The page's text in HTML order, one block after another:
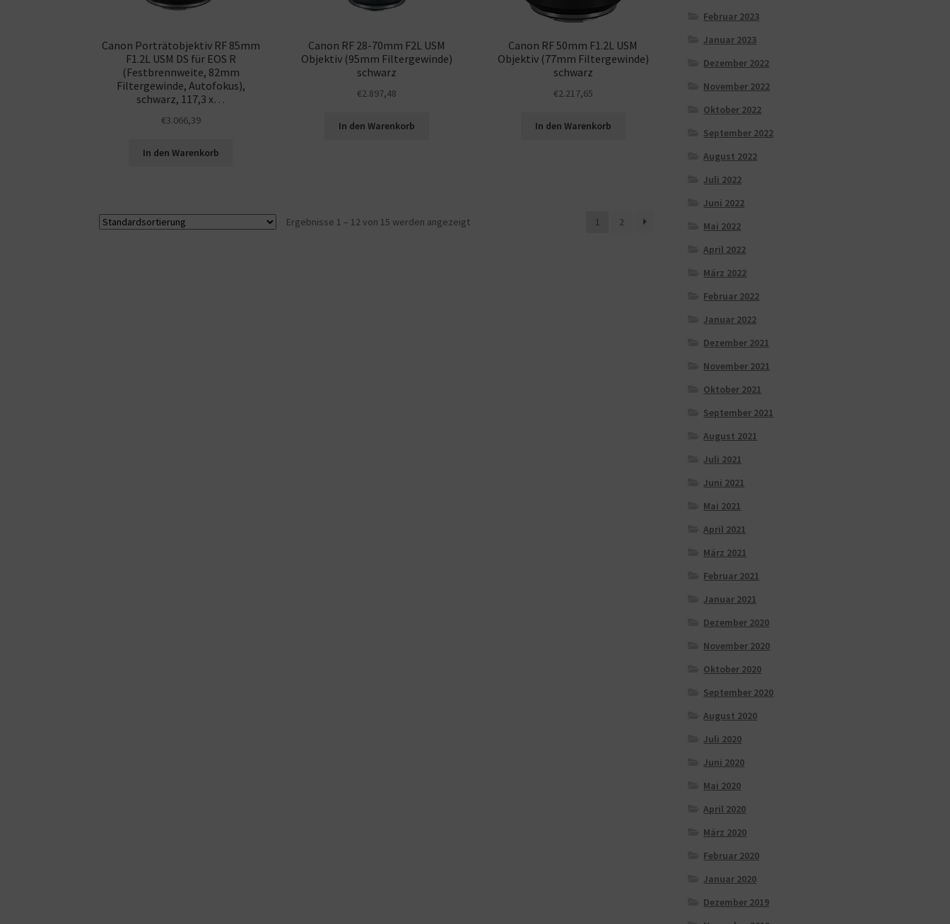
Canon Porträtobjektiv RF 85mm
F1.2L USM DS für EOS R
(Festbrennweite, 82mm
Filtergewinde, Autofokus),
schwarz, 117,3 x…
€3.066,39
In den Warenkorb
Canon RF 28-70mm F2L USM
Objektiv (95mm Filtergewinde)
schwarz
€2.897,48
In den Warenkorb
Canon RF 50mm F1.2L USM
Objektiv (77mm Filtergewinde)
schwarz
€2.217,65
In den Warenkorb
Ergebnisse 1 – 12 von 15 werden angezeigt 1 2
Februar 2023
Januar 2023
Dezember 2022
November 2022
Oktober 2022
September 2022
August 2022
Juli 2022
Juni 2022
Mai 2022
April 2022
März 2022
Februar 2022
Januar 2022
Dezember 2021
November 2021
Oktober 2021
September 2021
August 2021
Juli 2021
Juni 2021
Mai 2021
April 2021
März 2021
Februar 2021
Januar 2021
Dezember 2020
November 2020
Oktober 2020
September 2020
August 2020
Juli 2020
Juni 2020
Mai 2020
April 2020
März 2020
Februar 2020
Januar 2020
Dezember 2019